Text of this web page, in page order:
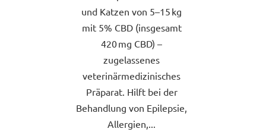
und Katzen von 5–15 kg
mit 5% CBD (insgesamt
420 mg CBD) –
zugelassenes
veterinärmedizinisches
Präparat. Hilft bei der
Behandlung von Epilepsie,
Allergien,...